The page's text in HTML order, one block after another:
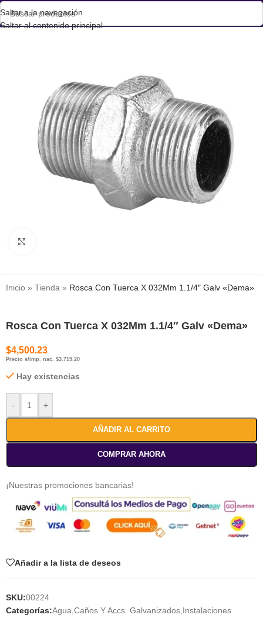
Saltar a la navegación
Saltar al contenido principal
Inicio » Tienda » Rosca Con Tuerca X 032Mm 1.1/4″ Galv «Dema»
Rosca Con Tuerca X 032Mm 1.1/4″ Galv «Dema»
$4,500.23
Precio s/imp. nac. $3.719,20
Hay existencias
- +
AÑADIR AL CARRITO
COMPRAR AHORA
¡Nuestras promociones bancarias!
Añadir a la lista de deseos
SKU:00224
Categorías:Agua,Caños Y Accs. Galvanizados,Instalaciones